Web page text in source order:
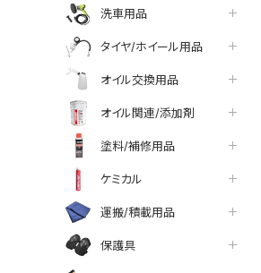
洗車用品
タイヤ/ホイール用品
オイル交換用品
オイル関連/添加剤
塗料/補修用品
ケミカル
運搬/積載用品
保護具